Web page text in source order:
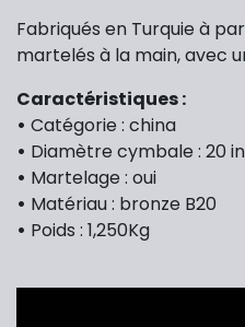
Fabriqués en Turquie à
martelés à la main, avec
Caractéristiques :
• Catégorie : china
• Diamètre cymbale : 20 in
• Martelage : oui
• Matériau : bronze B20
• Poids : 1,250Kg